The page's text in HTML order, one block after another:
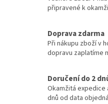
připravené k
Doprava zdarma
Při nákupu zboží v
dopravu zaplatíme
Doručení do 2
Okamžitá expedice
dnů od data